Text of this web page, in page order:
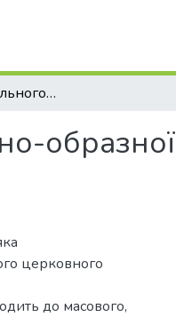
Вираження сакрального у розвитку архітектурно-образної структури православних комплексів
образної
церковного
до масового,